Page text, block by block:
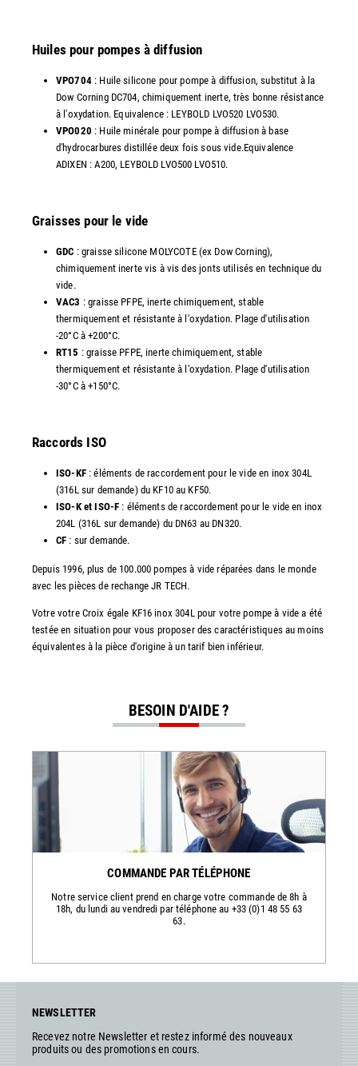
Huiles pour pompes à diffusion
VPO704: Huile silicone pour pompe à diffusion, substitut à la
Dow Corning DC704, chimiquement inerte, très bonne résistance
à l'oxydation. Equivalence : LEYBOLD LVO520 LVO530.
VPO020 : Huile minérale pour pompe à diffusion à base
d'hydrocarbures distillée deux fois sous vide.Equivalence
ADIXEN : A200, LEYBOLD LVO500 LVO510.
Graisses pour le vide
GDC : graisse silicone MOLYCOTE (ex Dow Corning),
chimiquement inerte vis à vis des jonts utilisés en technique du
vide.
VAC3 : graisse PFPE, inerte chimiquement, stable
thermiquement et résistante à l'oxydation. Plage d'utilisation
-20°C à +200°C.
RT15 : graisse PFPE, inerte chimiquement, stable
thermiquement et résistante à l'oxydation. Plage d'utilisation
-30°C à +150°C.
Raccords ISO
ISO-KF: éléments de raccordement pour le vide en inox 304L
(316L sur demande) du KF10 au KF50.
ISO-K et ISO-F : éléments de raccordement pour le vide en inox
204L (316L sur demande) du DN63 au DN320.
CF : sur demande.
Depuis 1996, plus de 100.000 pompes à vide réparées dans le monde
avec les pièces de rechange JR TECH.
Votre votre Croix égale KF16 inox 304L pour votre pompe à vide a été
testée en situation pour vous proposer des caractéristiques au moins
équivalentes à la pièce d'origine à un tarif bien inférieur.
BESOIN D'AIDE ?
COMMANDE PAR TÉLÉPHONE
Notre service client prend en charge votre commande de 8h à
18h, du lundi au vendredi par téléphone au +33 (0)1 48 55 63
63.
NEWSLETTER
Recevez notre Newsletter et restez informé des nouveaux
produits ou des promotions en cours.